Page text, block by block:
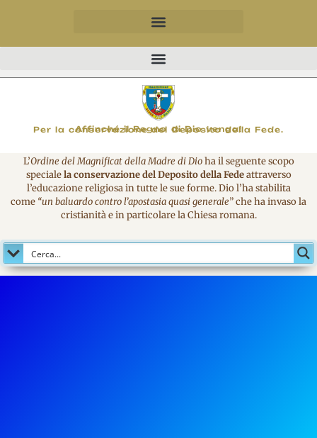
Per la conservazione del Deposito della Fede.
Affinché il Regno di Dio venga!
MAGNIFICO
L’Ordine del Magnificat della Madre di Dioha il seguente scopo
specialela conservazione del Deposito della Fedeattraverso
l’educazione religiosa in tutte le sue forme. Dio l’ha stabilita
come “un baluardo contro l’apostasia quasi generale” che ha invaso la
cristianità e in particolare la Chiesa romana.